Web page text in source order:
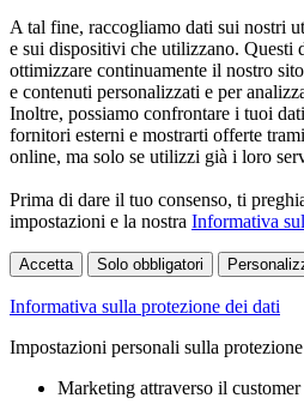
A tal fine, raccogliamo dati sui nostri
e sui dispositivi che utilizzano. Questi
ottimizzare continuamente il nostro
e contenuti personalizzati e per
Inoltre, possiamo confrontare i tuoi
fornitori esterni e mostrarti offerte
online, ma solo se utilizzi già i loro
Prima di dare il tuo consenso, ti
impostazioni e la nostra Informativa
Accetta Solo obbligatori
Informativa sulla protezione dei dati
Impostazioni personali sulla
Marketing attraverso il customer